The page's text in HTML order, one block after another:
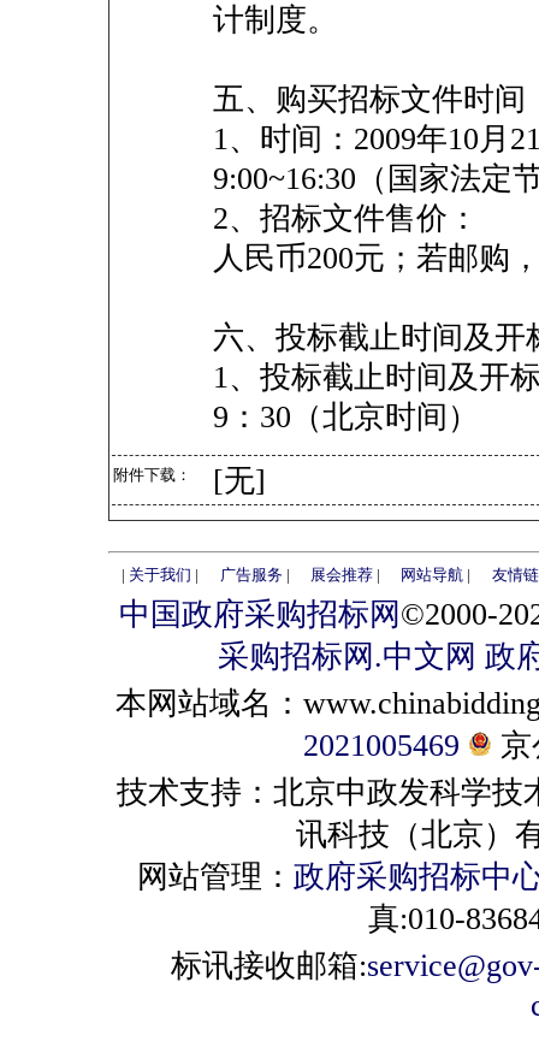
计制度。
五、购买招标文件时间
1、时间：2009年10月
9:00~16:30（国家法定
2、招标文件售价：
人民币200元；若邮购
六、投标截止时间及开
1、投标截止时间及开
9：30（北京时间）
附件下载： [无]
| 关于我们 | 广告服务| 展会推荐| 网站导航 | 友情
中国政府采购招标网©2000-
采购招标网.中文网 政
本网站域名：
2021005469
京
技术支持：北京中政发科学
讯科技（北京）
网站管理： 政府采购招标中
真:010-
标讯接收邮箱: